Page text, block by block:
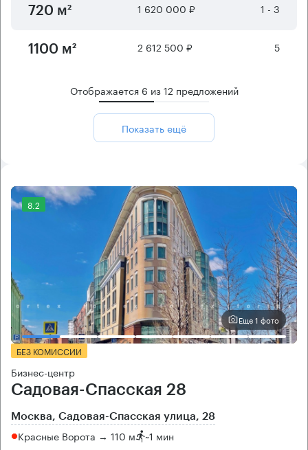
720 м² 1 620 000 ₽ 1 - 3
1100 м² 2 612 500 ₽ 5
Отображается 6 из12 предложений
Показать ещё
8.2
Еще 1 фото
БЕЗ КОМИССИИ
Бизнес-центр
Садовая-Спасская 28
Москва, Садовая-Спасская улица, 28
Красные Ворота → 110 м ~1 мин